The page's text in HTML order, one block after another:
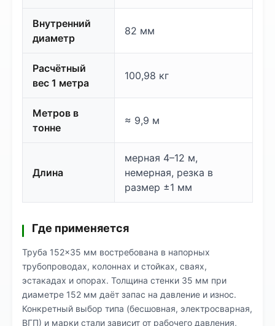
Внутренний
диаметр
82 мм
Расчётный
вес 1 метра
100,98 кг
Метров в
тонне
≈ 9,9 м
Длина
мерная 4–12 м,
немерная, резка в
размер ±1 мм
Где применяется
Труба 152×35 мм востребована в напорных
трубопроводах, колоннах и стойках, сваях,
эстакадах и опорах. Толщина стенки 35 мм при
диаметре 152 мм даёт запас на давление и износ.
Конкретный выбор типа (бесшовная, электросварная,
ВГП) и марки стали зависит от рабочего давления,